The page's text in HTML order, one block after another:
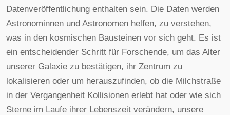
Datenveröffentlichung enthalten sein. Die Daten werden
Astronominnen und Astronomen helfen, zu verstehen,
was in den kosmischen Bausteinen vor sich geht. Es ist
ein entscheidender Schritt für Forschende, um das Alter
unserer Galaxie zu bestätigen, ihr Zentrum zu
lokalisieren oder um herauszufinden, ob die Milchstraße
in der Vergangenheit Kollisionen erlebt hat oder wie sich
Sterne im Laufe ihrer Lebenszeit verändern, unsere